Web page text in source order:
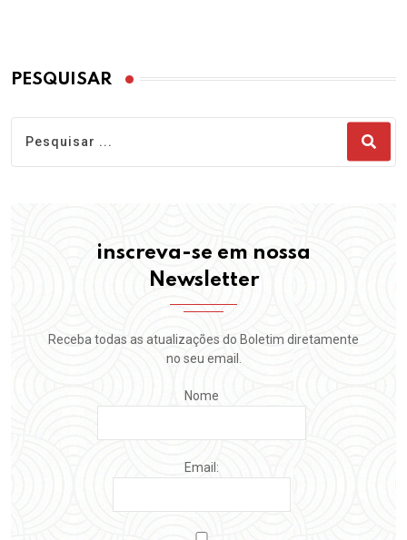
PESQUISAR
inscreva-se em nossa
Newsletter
Receba todas as atualizações do Boletim diretamente
no seu email.
Nome
Email: